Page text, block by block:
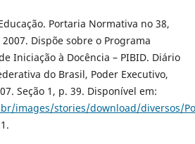
Portaria Normativa no 38,
Dispõe sobre o Programa
Iniciação à Docência – PIBID. Diário
do Brasil, Poder Executivo,
Seção 1, p. 39. Disponível em:
images/stories/download/diversos/